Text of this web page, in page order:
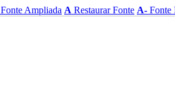
Fonte Ampliada A Restaurar Fonte A- Fonte